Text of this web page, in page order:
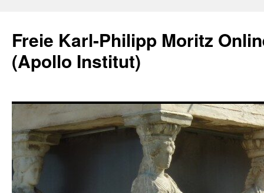
content
Freie Karl-Philipp Moritz
(Apollo Institut)